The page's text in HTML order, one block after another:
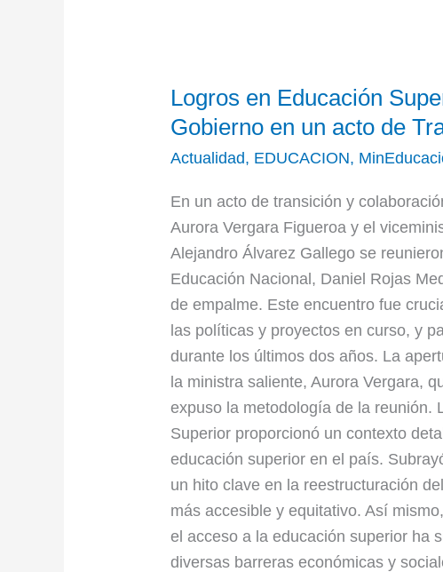
Logros en Educación
Gobierno en un acto de
Actualidad, EDUCACION,
En un acto de transición y
Aurora Vergara Figueroa y el
Alejandro Álvarez Gallego se
Educación Nacional, Daniel Rojas
de empalme. Este encuentro fue
las políticas y proyectos en curso, y
durante los últimos dos años. La
la ministra saliente, Aurora Vergara,
expuso la metodología de la reunión.
Superior proporcionó un contexto
educación superior en el país.
un hito clave en la reestructuración
más accesible y equitativo. Así
el acceso a la educación superior ha
diversas barreras económicas y
en
Educación
Superior
dos
años
de
Gobierno
en
un
acto
de
Transición
y
Colaboración